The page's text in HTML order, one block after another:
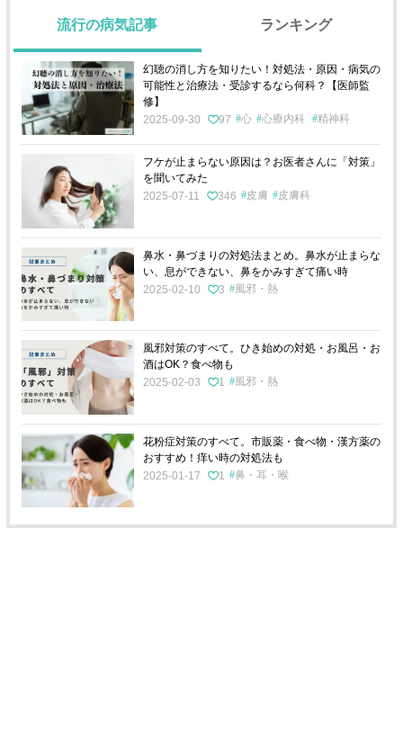
流行の病気記事 ランキング
幻聴の消し方を知りたい！対処法・原因・病気の
可能性と治療法・受診するなら何科？【医師監
修】
2025-09-30
97 心 心療内科 精神科
フケが止まらない原因は？お医者さんに「対策」
を聞いてみた
2025-07-11
346 皮膚 皮膚科
鼻水・鼻づまりの対処法まとめ。鼻水が止まらな
い、息ができない、鼻をかみすぎて痛い時
2025-02-10
3 風邪・熱
風邪対策のすべて。ひき始めの対処・お風呂・お
酒はOK？食べ物も
2025-02-03
1 風邪・熱
花粉症対策のすべて。市販薬・食べ物・漢方薬の
おすすめ！痒い時の対処法も
2025-01-17
1 鼻・耳・喉